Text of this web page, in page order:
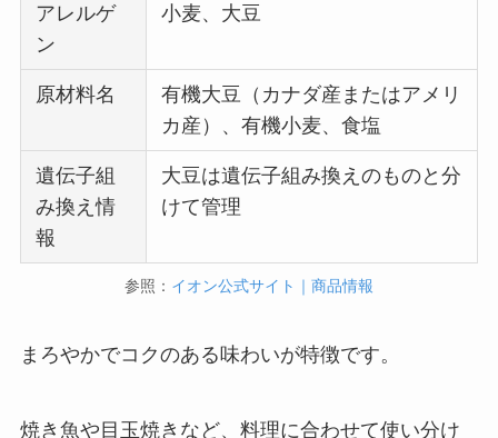
アレルゲ
ン
小麦、大豆
原材料名
有機大豆（カナダ産またはアメリ
カ産）、有機小麦、食塩
遺伝子組
み換え情
報
大豆は遺伝子組み換えのものと分
けて管理
参照： イオン公式サイト｜商品情報
まろやかでコクのある味わいが特徴です。
焼き魚や目玉焼きなど、料理に合わせて使い分け